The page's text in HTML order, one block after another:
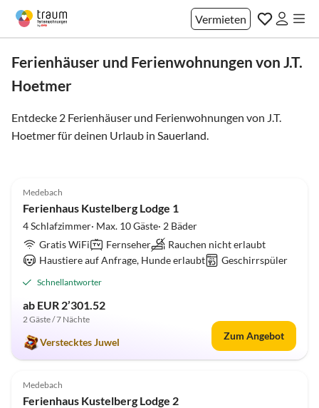
Vermieten
Ferienhäuser und Ferienwohnungen von J.T.
Hoetmer
Entdecke 2 Ferienhäuser und Ferienwohnungen von J.T.
Hoetmer für deinen Urlaub in Sauerland.
Medebach
Ferienhaus Kustelberg Lodge 1
4 Schlafzimmer· Max. 10 Gäste· 2 Bäder
Gratis WiFi
Fernseher
Rauchen nicht erlaubt
Haustiere auf Anfrage, Hunde erlaubt
Geschirrspüler
Schnellantworter
ab EUR 2’301.52
2 Gäste / 7 Nächte
Verstecktes Juwel
Zum Angebot
Top-Inserat
5.0 (2)
Medebach
Ferienhaus Kustelberg Lodge 2